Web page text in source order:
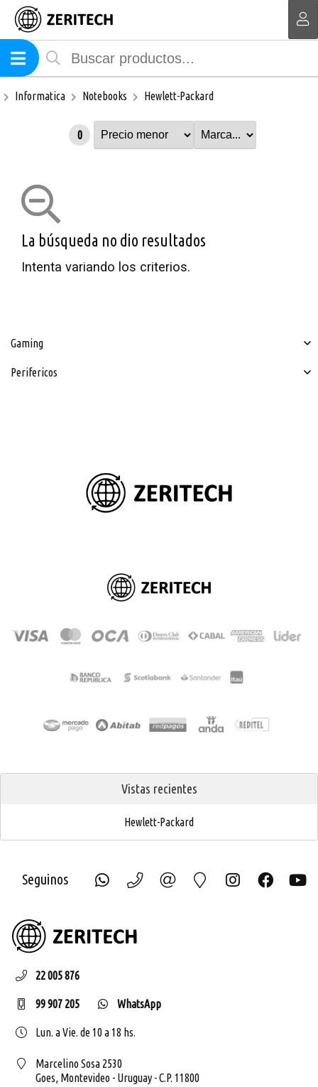
Gaming
Perifericos
Informatica Notebooks Hewlett-Packard
0
La búsqueda no dio resultados
Intenta variando los criterios.
Vistas recientes
Hewlett-Packard
Seguinos
22 005 876
99 907 205 WhatsApp
Lun. a Vie. de 10 a 18 hs.
Marcelino Sosa 2530
Goes, Montevideo - Uruguay - C.P. 11800